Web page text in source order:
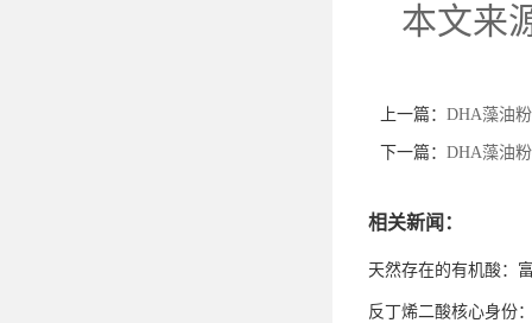
本文来
上一篇： DHA藻油
下一篇： DHA藻油
相关新闻：
天然存在的有机酸：
反丁烯二酸核心身份